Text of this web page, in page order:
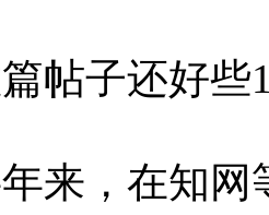
帖子还好些
来，在知